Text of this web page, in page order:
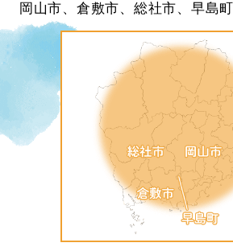
岡山市、倉敷市、総社市、早島町